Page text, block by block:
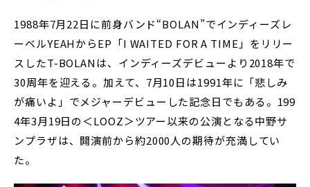
1988年7月22日に前身バンド“BOLAN”でインディーズレ
ーベルYEAHからEP「I WAITED FOR A TIME」をリリー
スしたT-BOLANは、インディーズデビューより2018年で
30周年を迎える。加えて、7月10日は1991年に「悲しみ
が痛いよ」でメジャーデビューした記念日でもある。199
4年3月19日の＜LOOZ＞ツアー以来の公演となる中野サ
ンプラザは、開演前から約2000人の期待が充満してい
た。